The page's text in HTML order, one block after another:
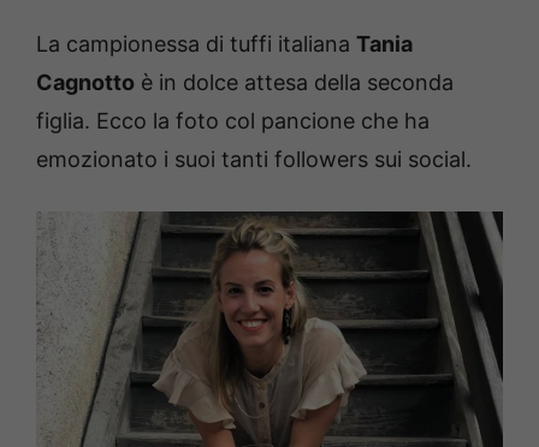
La campionessa di tuffi italiana Tania
Cagnotto è in dolce attesa della seconda
figlia. Ecco la foto col pancione che ha
emozionato i suoi tanti followers sui social.